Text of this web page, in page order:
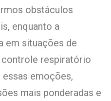
obstáculos
enquanto a
em situações de
controle respiratório
emoções,
mais ponderadas e